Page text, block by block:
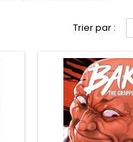
Trier par :